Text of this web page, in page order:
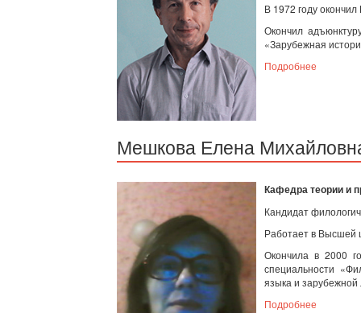
В 1972 году
Окончил
«Зарубежная
Подробнее
Мешкова Елена
Кафедра теории и
Кандидат
Работает в Высшей
Окончила в 2000
специальности
языка и
Подробнее